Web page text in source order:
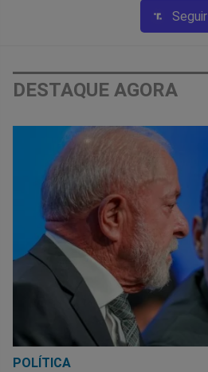
Seguir
DESTAQUE AGORA
POLÍTICA